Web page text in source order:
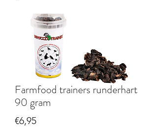
Farmfood trainers runderhart
90 gram
€6,95Price